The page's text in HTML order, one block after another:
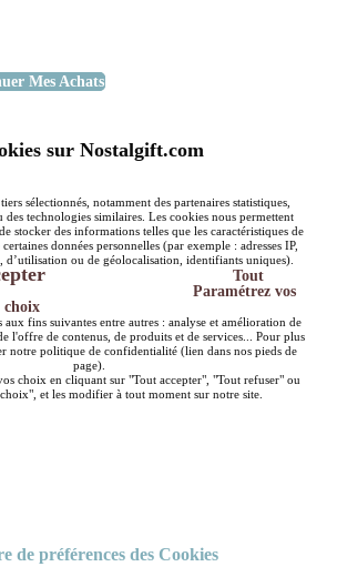
Mes Achats
sur Nostalgift.com
sélectionnés, notamment des partenaires statistiques,
des technologies similaires. Les cookies nous permettent
stocker des informations telles que les caractéristiques de
données personnelles (par exemple : adresses IP,
d’utilisation ou de géolocalisation, identifiants uniques).
Tout
Paramétrez vos
choix
aux fins suivantes entre autres : analyse et amélioration de
l'offre de contenus, de produits et de services... Pour plus
notre politique de confidentialité (lien dans nos pieds de
page).
choix en cliquant sur "Tout accepter", "Tout refuser" ou
et les modifier à tout moment sur notre site.
de préférences des Cookies